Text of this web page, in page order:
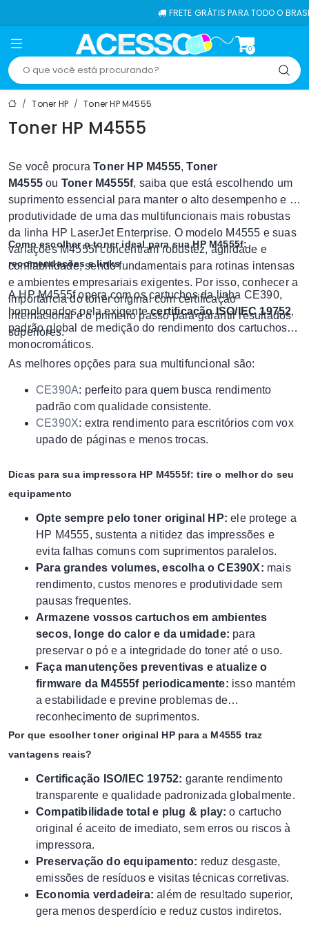
FRETE GRÁTIS PARA TODO O BRASIL
0
Toner HP Toner HP M4555
Toner HP M4555
Se você procuraToner HP M4555,Toner
M4555 ou Toner M4555f, saiba que está escolhendo um
suprimento essencial para manter o alto desempenho e a
produtividade de uma das multifuncionais mais robustas
da linha HP LaserJet Enterprise. O modelo M4555 e suas
variações M4555f concentram robustez, agilidade e
confiabilidade, sendo fundamentais para rotinas intensas
e ambientes empresariais exigentes. Por isso, conhecer a
importância do toner original com certificação
internacional é o primeiro passo para garantir resultados
superiores.
Como escolher o toner ideal para sua HP M4555f:
recomendações e links
A HP M4555f opera com os cartuchos da linha CE390,
homologados pela exigentecertificação ISO/IEC 19752,
padrão global de medição do rendimento dos cartuchos
monocromáticos.
As melhores opções para sua multifuncional são:
CE390A: perfeito para quem busca rendimento
padrão com qualidade consistente.
CE390X: extra rendimento para escritórios com vox
upado de páginas e menos trocas.
Dicas para sua impressora HP M4555f: tire o melhor do seu
equipamento
Opte sempre pelo toner original HP: ele protege a
HP M4555, sustenta a nitidez das impressões e
evita falhas comuns com suprimentos paralelos.
Para grandes volumes, escolha o CE390X: mais
rendimento, custos menores e produtividade sem
pausas frequentes.
Armazene vossos cartuchos em ambientes
secos, longe do calor e da umidade: para
preservar o pó e a integridade do toner até o uso.
Faça manutenções preventivas e atualize o
firmware da M4555f periodicamente: isso mantém
a estabilidade e previne problemas de
reconhecimento de suprimentos.
Por que escolher toner original HP para a M4555 traz
vantagens reais?
Certificação ISO/IEC 19752: garante rendimento
transparente e qualidade padronizada globalmente.
Compatibilidade total e plug & play: o cartucho
original é aceito de imediato, sem erros ou riscos à
impressora.
Preservação do equipamento: reduz desgaste,
emissões de resíduos e visitas técnicas corretivas.
Economia verdadeira: além de resultado superior,
gera menos desperdício e reduz custos indiretos.